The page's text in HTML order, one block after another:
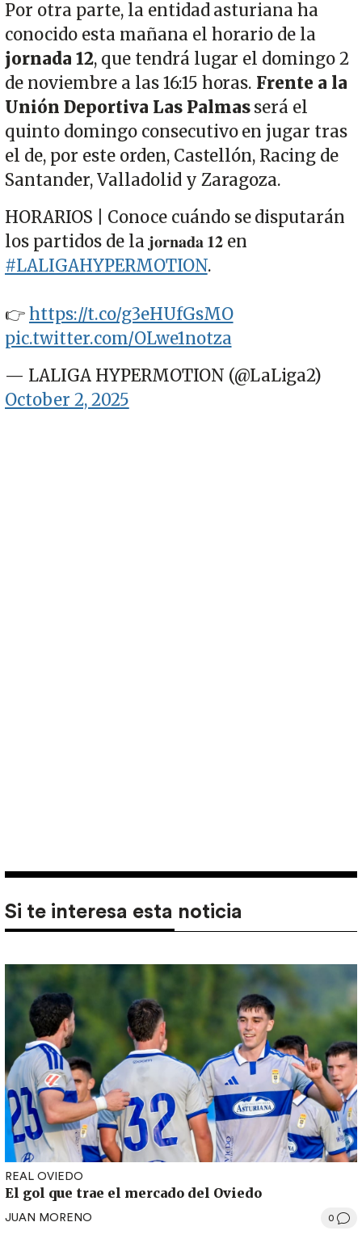
Por otra parte, la entidad asturiana ha
conocido esta mañana el horario de la
jornada 12, que tendrá lugar el domingo 2
de noviembre a las 16:15 horas. Frente a la
Unión Deportiva Las Palmasserá el
quinto domingo consecutivo en jugar tras
el de, por este orden, Castellón, Racing de
Santander, Valladolid y Zaragoza.
HORARIOS | Conoce cuándo se disputarán
los partidos de la 𝐣𝐨𝐫𝐧𝐚𝐝𝐚 𝟏𝟐 en
#LALIGAHYPERMOTION.
👉https://t.co/g3eHUfGsMO
pic.twitter.com/OLwe1notza
— LALIGA HYPERMOTION (@LaLiga2)
October 2, 2025
Si te interesa esta noticia
REAL OVIEDO
El gol que trae el mercado del Oviedo
JUAN MORENO 0